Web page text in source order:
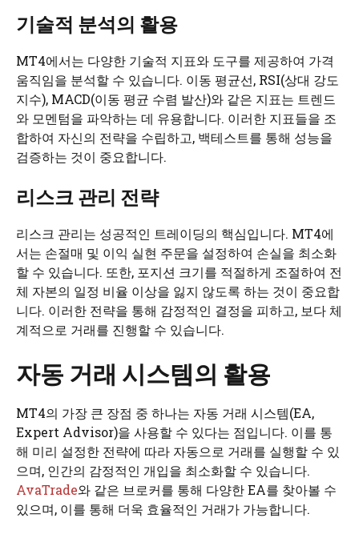
기술적 분석의 활용
MT4에서는 다양한 기술적 지표와 도구를 제공하여 가격
움직임을 분석할 수 있습니다. 이동 평균선, RSI(상대 강도
지수), MACD(이동 평균 수렴 발산)와 같은 지표는 트렌드
와 모멘텀을 파악하는 데 유용합니다. 이러한 지표들을 조
합하여 자신의 전략을 수립하고, 백테스트를 통해 성능을
검증하는 것이 중요합니다.
리스크 관리 전략
리스크 관리는 성공적인 트레이딩의 핵심입니다. MT4에
서는 손절매 및 이익 실현 주문을 설정하여 손실을 최소화
할 수 있습니다. 또한, 포지션 크기를 적절하게 조절하여 전
체 자본의 일정 비율 이상을 잃지 않도록 하는 것이 중요합
니다. 이러한 전략을 통해 감정적인 결정을 피하고, 보다 체
계적으로 거래를 진행할 수 있습니다.
자동 거래 시스템의 활용
MT4의 가장 큰 장점 중 하나는 자동 거래 시스템(EA,
Expert Advisor)을 사용할 수 있다는 점입니다. 이를 통
해 미리 설정한 전략에 따라 자동으로 거래를 실행할 수 있
으며, 인간의 감정적인 개입을 최소화할 수 있습니다.
AvaTrade와 같은 브로커를 통해 다양한 EA를 찾아볼 수
있으며, 이를 통해 더욱 효율적인 거래가 가능합니다.